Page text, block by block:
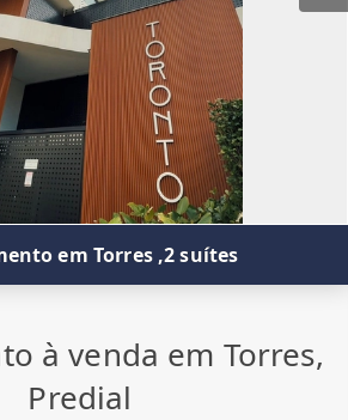
em Torres ,2 suítes
à venda em Torres,
Predial